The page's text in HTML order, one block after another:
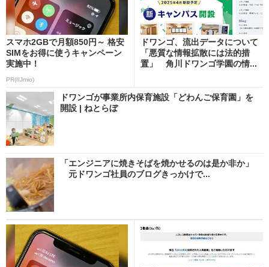
スマホ2GBで月額850円～ 格安
SIMをお得に使うキャンペーン
実施中！
PR(IIJmio)
ドワンゴ、流出データについて
「悪質な情報拡散には法的措
置」 角川ドワンゴ学園の情...
ドワンゴが事業所内保育施設「どわんご保育園」を
開設 | ねとらぼ
「エンジニアに焼きそばを焼かせるのは是か非か」
元ドワンゴ社員のブログきっかけで...